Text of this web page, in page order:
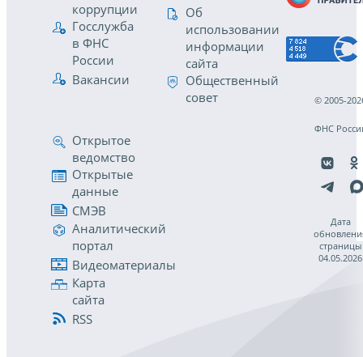
коррупции
Госслужба
в ФНС
России
Вакансии
Об
использовании
информации
сайта
Общественный
совет
Открытое
ведомство
Открытые
данные
СМЭВ
Аналитический
портал
Видеоматериалы
Карта
сайта
RSS
© 2005-
ФНС
Дата
страницы
04.05.2026